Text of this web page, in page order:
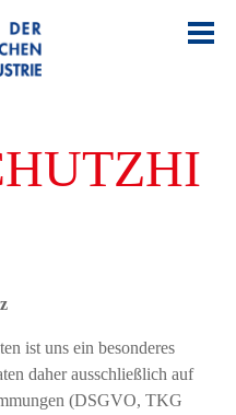
ist uns ein besonderes
daher ausschließlich auf
(DSGVO, TKG